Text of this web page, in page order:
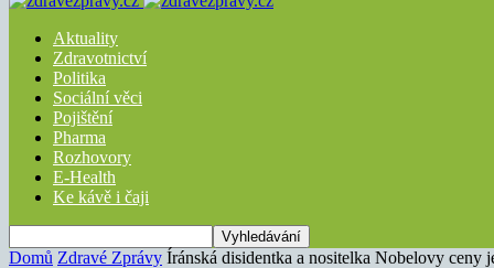
Aktuality
Zdravotnictví
Politika
Sociální věci
Pojištění
Pharma
Rozhovory
E-Health
Ke kávě i čaji
Domů Zdravé Zprávy Íránská disidentka a nositelka Nobelovy ceny